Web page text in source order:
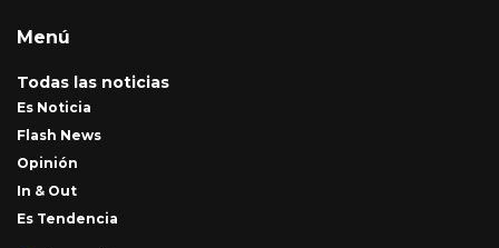
Menú
Todas las noticias
Es Noticia
Flash News
Opinión
In & Out
Es Tendencia